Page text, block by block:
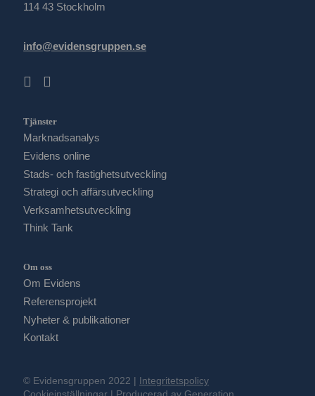
114 43 Stockholm
info@evidensgruppen.se
Tjänster
Marknadsanalys
Evidens online
Stads- och fastighetsutveckling
Strategi och affärsutveckling
Verksamhetsutveckling
Think Tank
Om oss
Om Evidens
Referensprojekt
Nyheter & publikationer
Kontakt
© Evidensgruppen 2022 | Integritetspolicy